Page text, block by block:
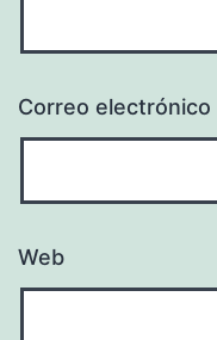
Correo electrónico
Web